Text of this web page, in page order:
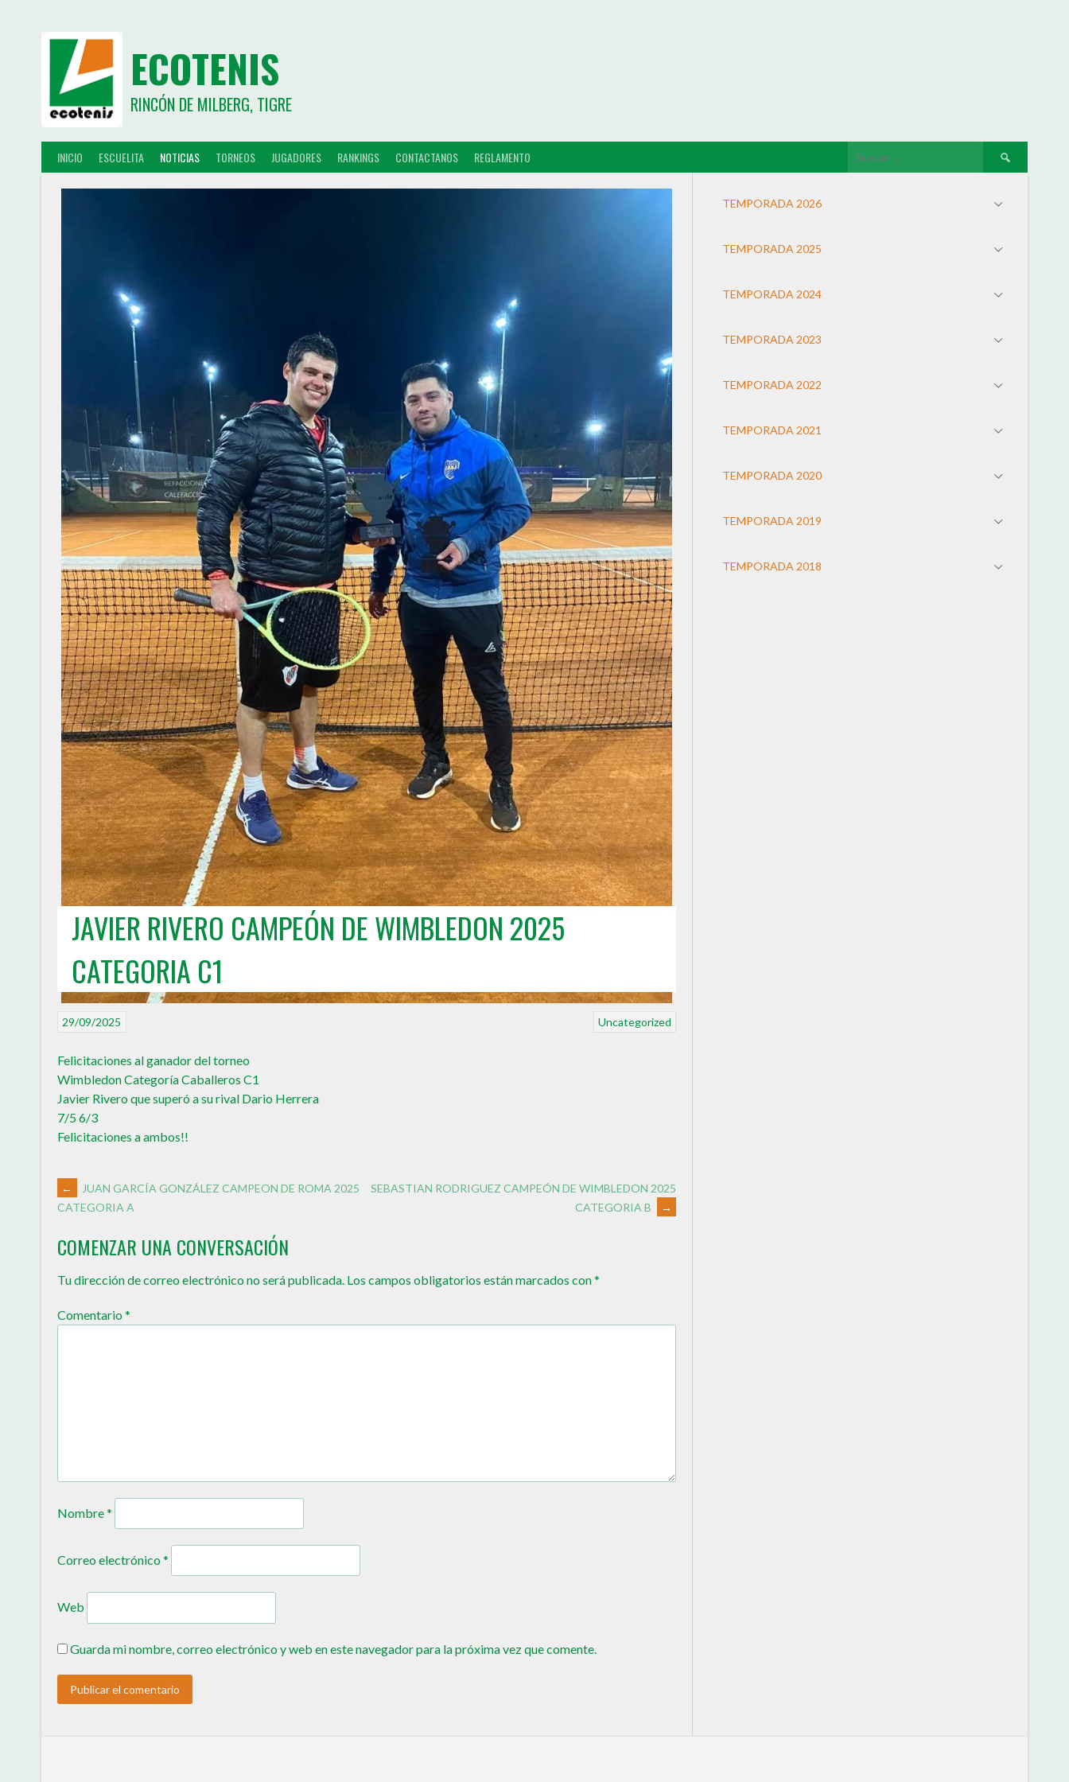
ECOTENIS
RINCÓN DE MILBERG, TIGRE
INICIO ESCUELITA NOTICIAS TORNEOS JUGADORES RANKINGS CONTACTANOS REGLAMENTO
JAVIER RIVERO CAMPEÓN DE WIMBLEDON 2025
CATEGORIA C1
Uncategorized
29/09/2025
Felicitaciones al ganador del torneo
Wimbledon Categoría Caballeros C1
Javier Rivero que superó a su rival Dario Herrera
7/5 6/3
Felicitaciones a ambos!!
←
JUAN GARCÍA GONZÁLEZ CAMPEON DE ROMA 2025
CATEGORIA A
SEBASTIAN RODRIGUEZ CAMPEÓN DE WIMBLEDON 2025
CATEGORIA B
→
COMENZAR UNA CONVERSACIÓN
Tu dirección de correo electrónico no será publicada. Los campos obligatorios están marcados con*
Comentario*
Nombre*
Correo electrónico*
Web
Guarda mi nombre, correo electrónico y web en este navegador para la próxima vez que comente.
TEMPORADA 2026
TEMPORADA 2025
TEMPORADA 2024
TEMPORADA 2023
TEMPORADA 2022
TEMPORADA 2021
TEMPORADA 2020
TEMPORADA 2019
TEMPORADA 2018